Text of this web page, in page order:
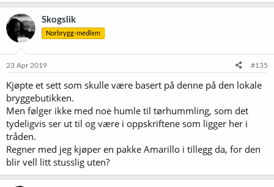
Skogslik
Norbrygg-medlem
23 Apr 2019 #135
Kjøpte et sett som skulle være basert på denne på den lokale
bryggebutikken.
Men følger ikke med noe humle til tørhummling, som det
tydeligvis ser ut til og være i oppskriftene som ligger her i
tråden.
Regner med jeg kjøper en pakke Amarillo i tillegg da, for den
blir vell litt stusslig uten?